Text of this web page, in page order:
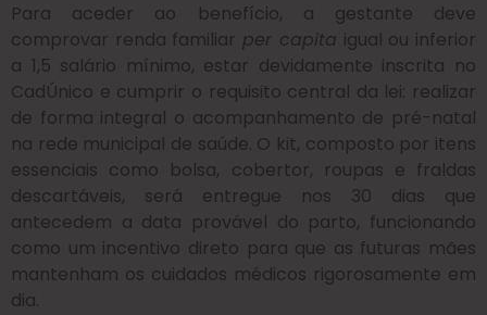
Para aceder ao benefício, a gestante deve
comprovar renda familiar per capita igual ou inferior
a 1,5 salário mínimo, estar devidamente inscrita no
CadÚnico e cumprir o requisito central da lei: realizar
de forma integral o acompanhamento de pré-natal
na rede municipal de saúde. O kit, composto por itens
essenciais como bolsa, cobertor, roupas e fraldas
descartáveis, será entregue nos 30 dias que
antecedem a data provável do parto, funcionando
como um incentivo direto para que as futuras mães
mantenham os cuidados médicos rigorosamente em
dia.